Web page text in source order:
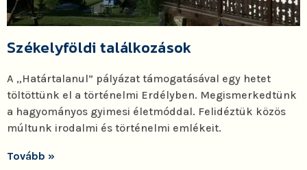
Székelyföldi találkozások
A „Határtalanul” pályázat támogatásával egy hetet
töltöttünk el a történelmi Erdélyben. Megismerkedtünk
a hagyományos gyimesi életmóddal. Felidéztük közös
múltunk irodalmi és történelmi emlékeit.
Tovább »